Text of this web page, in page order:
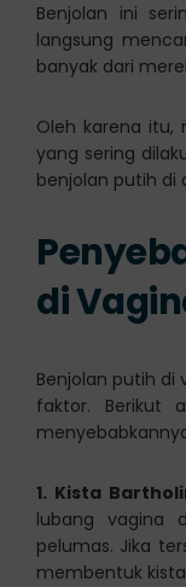
Benjolan ini
langsung
banyak dari
Oleh karena itu,
yang sering
benjolan putih di
di
Benjolan putih di
faktor. Berikut
1. Kista
lubang vagina
pelumas. Jika
membentuk